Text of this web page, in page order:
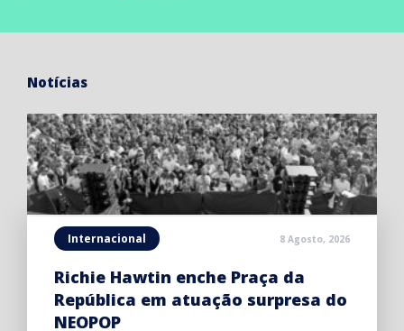
Notícias
Internacional 8 Agosto, 2026
Richie Hawtin enche Praça da
República em atuação surpresa do
NEOPOP